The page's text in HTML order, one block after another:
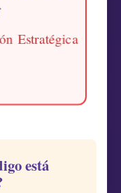
Estratégica
está